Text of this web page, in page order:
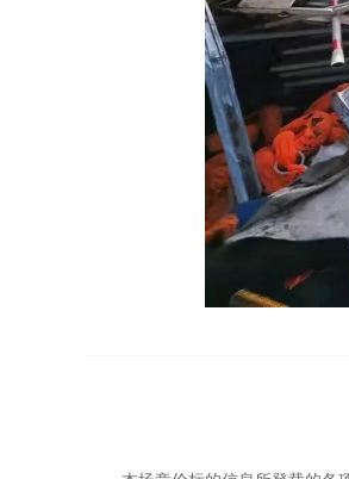
人不能按照成交价签约，给
五、按照有关规定及“依
在预展期间内，竞买人应
竞买人不去现场看货
在预展期结束后，不
规格型号、质量、瑕疵、
仅在本场竞价会上能有效使
冒充他人注册或以他人的